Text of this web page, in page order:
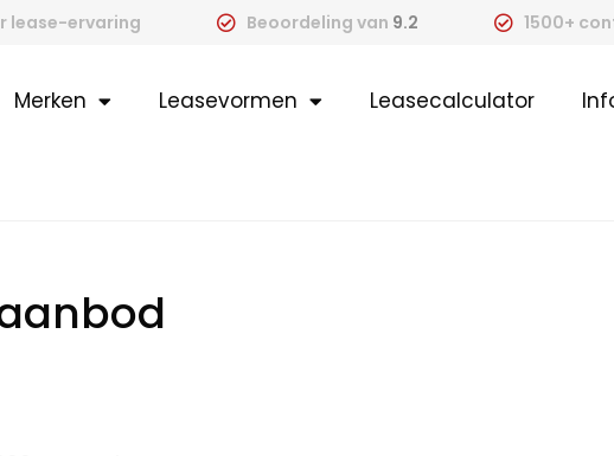
lease-ervaring Beoordeling van 9.2 1500+
Merken Leasevormen Leasecalculator